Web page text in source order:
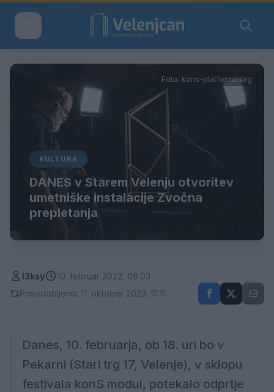
Foto: kons-platforma.org
KULTURA
DANES v Starem Velenju otvoritev
umetniške instalacije Zvočna
prepletanja
l3ksy
10. februar 2022, 09:03
Posodobljeno: 11. oktober 2023, 11:11
Danes, 10. februarja, ob 18. uri bo v
Pekarni (Stari trg 17, Velenje), v sklopu
festivala konS modul, potekalo odprtje